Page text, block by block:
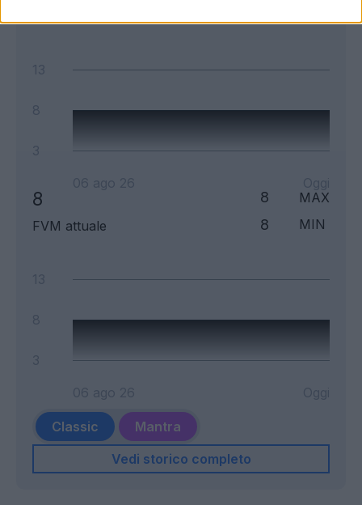
13
8
3
8
FVM attuale
8 MAX
8 MIN
Classic
Mantra
Vedi storico completo